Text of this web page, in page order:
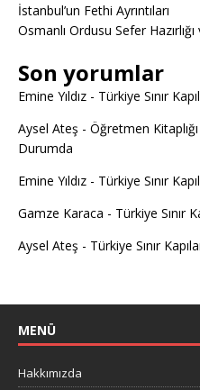
İstanbul’un Fethi Ayrıntıları
Osmanlı Ordusu Sefer
Son yorumlar
Emine Yıldız - Türkiye Sınır
Aysel Ateş - Öğretmen
Durumda
Emine Yıldız - Türkiye Sınır
Gamze Karaca - Türkiye Sınır
Aysel Ateş - Türkiye Sınır
MENÜ
Hakkımızda